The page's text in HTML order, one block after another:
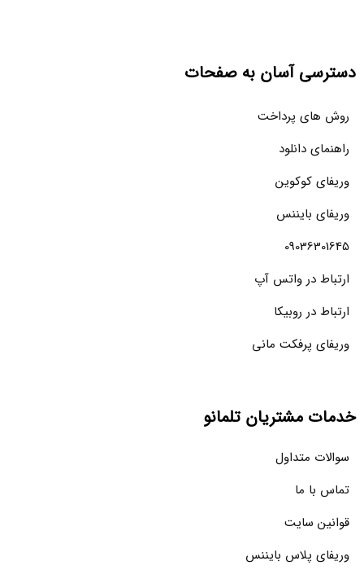
دسترسی آسان به صفحات
روش های پرداخت
راهنمای دانلود
وریفای کوکوین
وریفای بایننس
09036301645
ارتباط در واتس آپ
ارتباط در روبیکا
وریفای پرفکت مانی
خدمات مشتریان تلمانو
سوالات متداول
تماس با ما
قوانین سایت
وریفای پلاس بایننس